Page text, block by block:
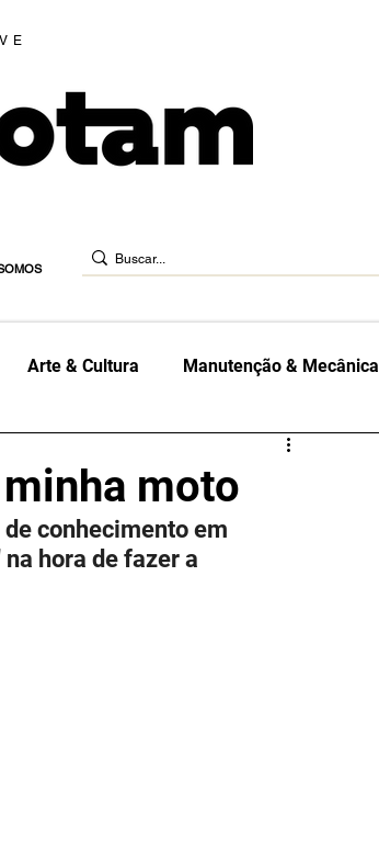
Arte & Cultura Manutenção & Mecânica
moto
conhecimento em
hora de fazer a